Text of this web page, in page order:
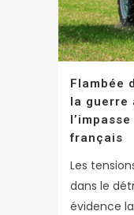
Flambée
la guerre
français
Les
dans le
évidence